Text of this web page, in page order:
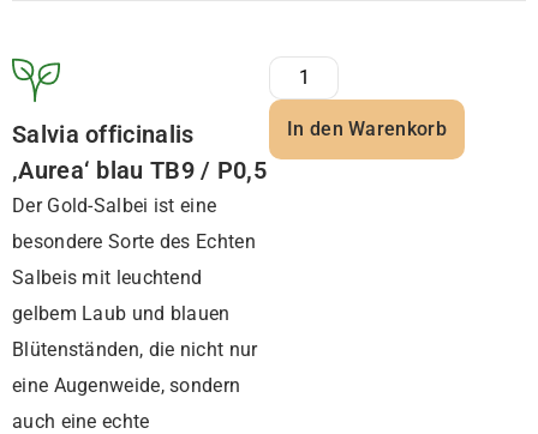
Salvia officinalis
‚Aurea‘ blau TB9 / P0,5
Der Gold-Salbei ist eine
besondere Sorte des Echten
Salbeis mit leuchtend
gelbem Laub und blauen
Blütenständen, die nicht nur
eine Augenweide, sondern
auch eine echte
In den Warenkorb